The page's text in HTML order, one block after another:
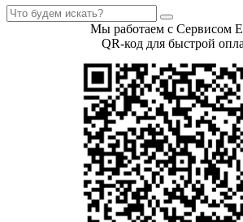
Мы работаем с Сервисом
QR-код для быстрой